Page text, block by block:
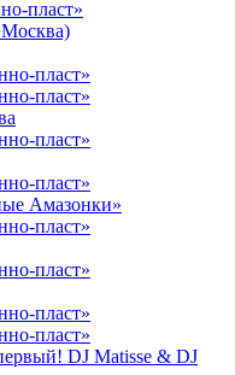
пласт»
пласт»
пласт»
пласт»
пласт»
Амазонки»
пласт»
пласт»
пласт»
пласт»
DJ Matisse & DJ